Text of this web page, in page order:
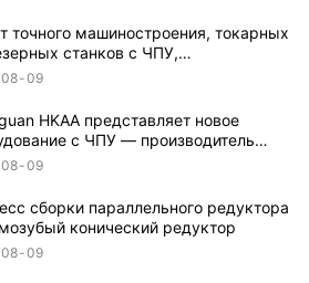
и оборонной
точного машиностроения, токарных
станков с ЧПУ,
в Дунгуане
08 09
HKAA представляет новое
с ЧПУ — производитель
для обработки с ЧПУ
08 09
сборки параллельного редуктора
конический редуктор
08 09